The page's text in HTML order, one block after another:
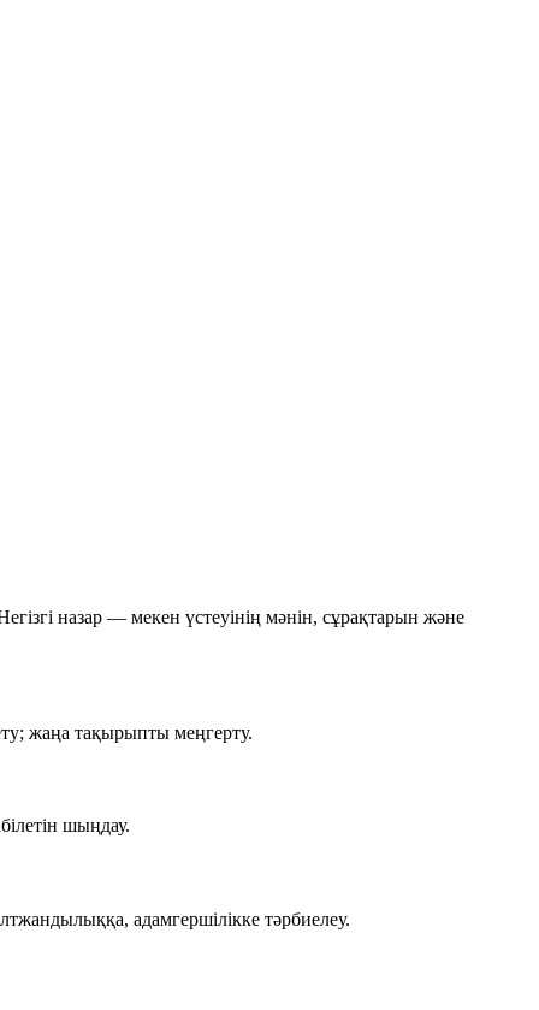
назар — мекен үстеуінің мәнін, сұрақтарын және
жаңа тақырыпты меңгерту.
шыңдау.
адамгершілікке тәрбиелеу.